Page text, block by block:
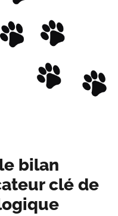
bilan
clé de